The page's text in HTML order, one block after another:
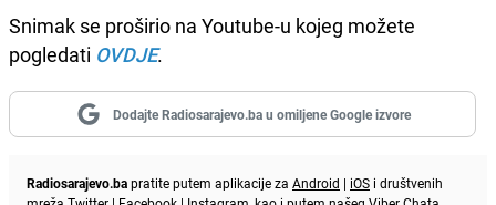
Snimak se proširio na Youtube-u kojeg možete
pogledati OVDJE.
Dodajte Radiosarajevo.ba u omiljene Google izvore
Radiosarajevo.bapratite putem aplikacije za Android | iOS i društvenih